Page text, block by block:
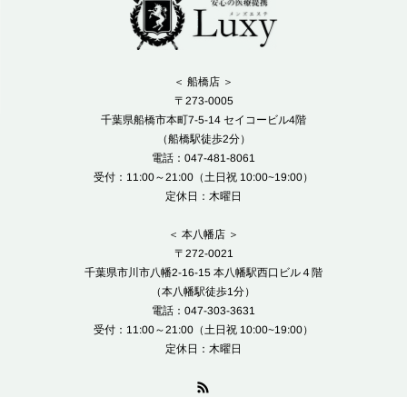
＜ 船橋店 ＞
〒273-0005
千葉県船橋市本町7-5-14 セイコービル4階
（船橋駅徒歩2分）
電話：047-481-8061
受付：11:00～21:00（土日祝 10:00~19:00）
定休日：木曜日
＜ 本八幡店 ＞
〒272-0021
千葉県市川市八幡2-16-15 本八幡駅西口ビル４階
（本八幡駅徒歩1分）
電話：047-303-3631
受付：11:00～21:00（土日祝 10:00~19:00）
定休日：木曜日